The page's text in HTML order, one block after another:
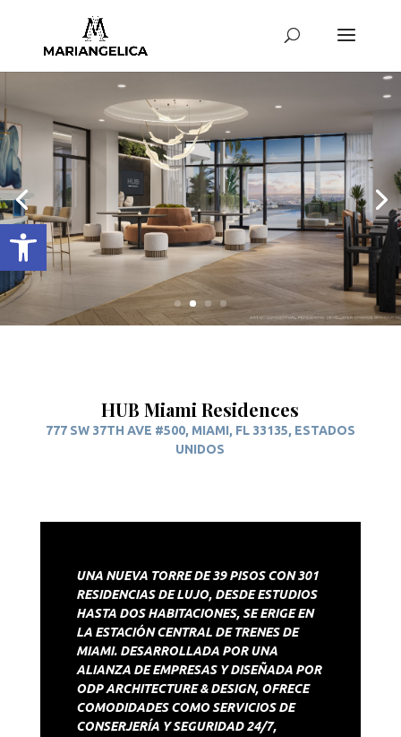
Abrir barra de herramientas
HUB Miami Residences
777 SW 37TH AVE #500, MIAMI, FL 33135, ESTADOS
UNIDOS
UNA NUEVA TORRE DE 39 PISOS CON 301
RESIDENCIAS DE LUJO, DESDE ESTUDIOS
HASTA DOS HABITACIONES, SE ERIGE EN
LA ESTACIÓN CENTRAL DE TRENES DE
MIAMI. DESARROLLADA POR UNA
ALIANZA DE EMPRESAS Y DISEÑADA POR
ODP ARCHITECTURE & DESIGN, OFRECE
COMODIDADES COMO SERVICIOS DE
CONSERJERÍA Y SEGURIDAD 24/7,